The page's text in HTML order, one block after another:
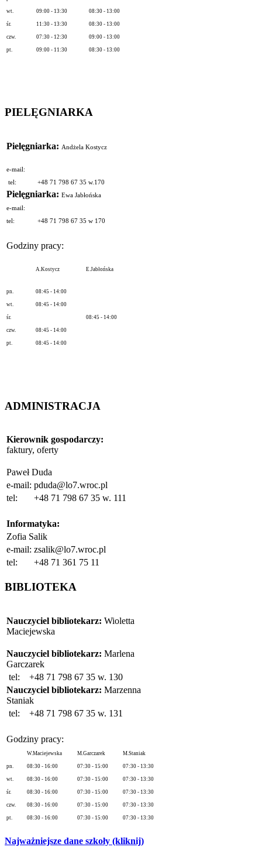
wt. 09:00 - 13:30 08:30 - 13:00
śr. 11:30 - 13:30 08:30 - 13:00
czw. 07:30 - 12:30 09:00 - 13:00
pt. 09:00 - 11:30 08:30 - 13:00
PIELĘGNIARKA
Pielęgniarka: Andżela Kostycz
e-mail:
tel:
+48 71 798 67 35 w.170
Pielęgniarka: Ewa Jabłońska
e-mail:
tel:
+48 71 798 67 35 w 170
Godziny pracy:
A.Kostycz E.Jabłońska
pn. 08:45 - 14:00
wt. 08:45 - 14:00
śr. 08:45 - 14:00
czw. 08:45 - 14:00
pt. 08:45 - 14:00
ADMINISTRACJA
Kierownik gospodarczy:
faktury, oferty
Paweł Duda
e-mail: pduda@lo7.wroc.pl
tel:
+48 71 798 67 35 w. 111
Informatyka:
Zofia Salik
e-mail: zsalik@lo7.wroc.pl
tel:
+48 71 361 75 11
BIBLIOTEKA
Nauczyciel bibliotekarz: Wioletta
Maciejewska
Nauczyciel bibliotekarz: Marlena
Garczarek
tel:
+48 71 798 67 35 w. 130
Nauczyciel bibliotekarz: Marzenna
Staniak
tel:
+48 71 798 67 35 w. 131
Godziny pracy:
W.Maciejewska M.Garczarek M.Staniak
pn. 08:30 - 16:00 07:30 - 15:00 07:30 - 13:30
wt. 08:30 - 16:00 07:30 - 15:00 07:30 - 13:30
śr. 08:30 - 16:00 07:30 - 15:00 07:30 - 13:30
czw. 08:30 - 16:00 07:30 - 15:00 07:30 - 13:30
pt. 08:30 - 16:00 07:30 - 15:00 07:30 - 13:30
Najważniejsze dane szkoły (kliknij)